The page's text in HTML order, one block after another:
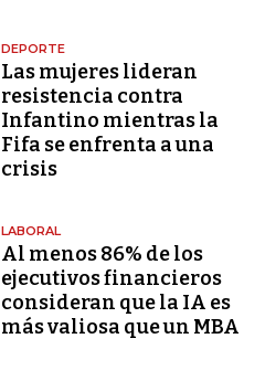
DEPORTE
Las mujeres lideran
resistencia contra
Infantino mientras la
Fifa se enfrenta a una
crisis
LABORAL
Al menos 86% de los
ejecutivos financieros
consideran que la IA es
más valiosa que un MBA